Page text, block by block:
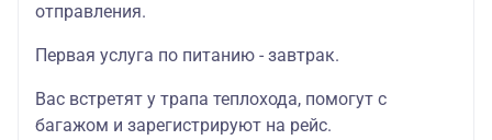
отправления.
Первая услуга по питанию - завтрак.
Вас встретят у трапа теплохода, помогут с
багажом и зарегистрируют на рейс.